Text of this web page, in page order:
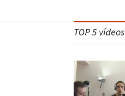
TOP 5 vídeos